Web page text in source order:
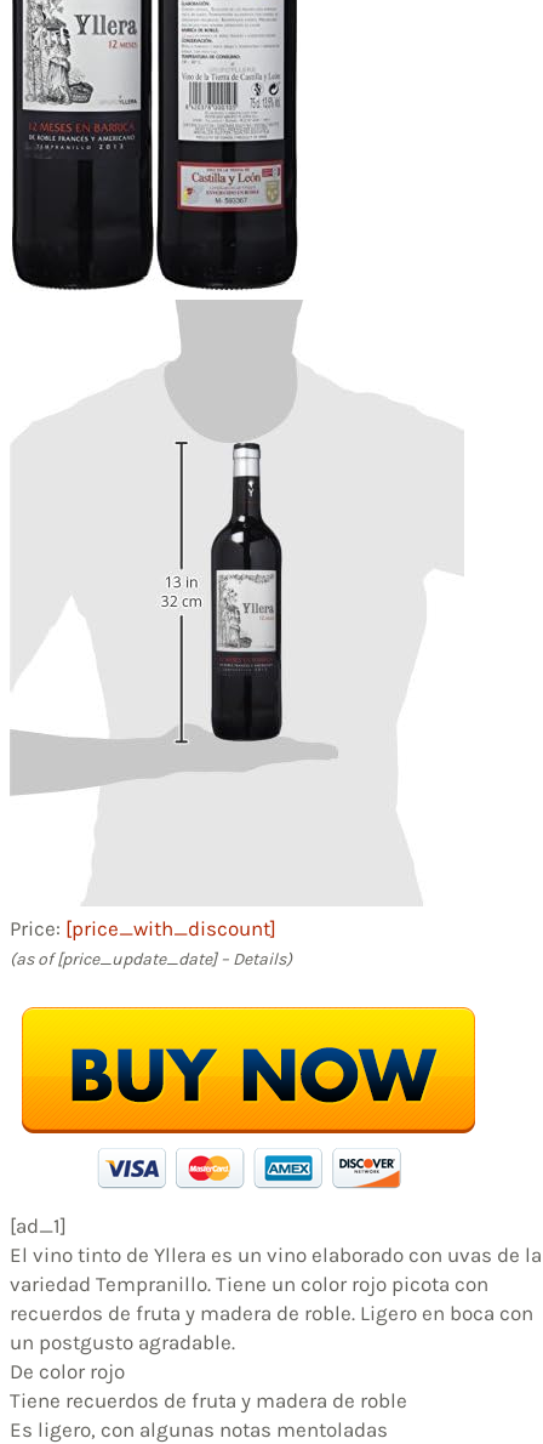
Price: [price_with_discount]
(as of [price_update_date] – Details)
[ad_1]
El vino tinto de Yllera es un vino elaborado con uvas de la
variedad Tempranillo. Tiene un color rojo picota con
recuerdos de fruta y madera de roble. Ligero en boca con
un postgusto agradable.
De color rojo
Tiene recuerdos de fruta y madera de roble
Es ligero, con algunas notas mentoladas